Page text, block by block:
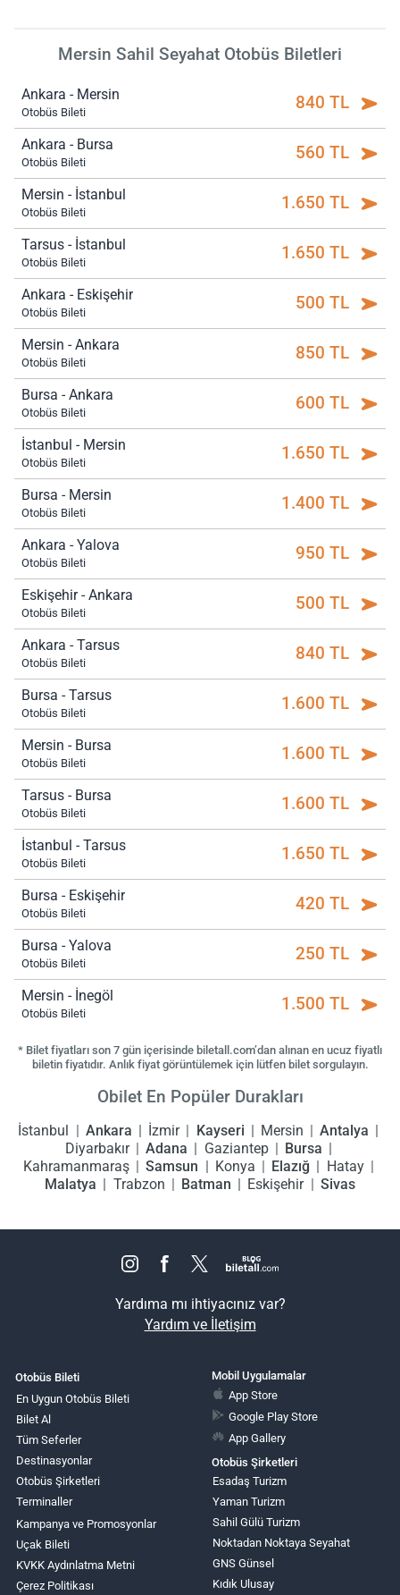
Mersin Sahil Seyahat Otobüs Biletleri
Ankara - Mersin
Otobüs Bileti 840 TL
Ankara - Bursa
Otobüs Bileti 560 TL
Mersin - İstanbul
Otobüs Bileti 1.650 TL
Tarsus - İstanbul
Otobüs Bileti 1.650 TL
Ankara - Eskişehir
Otobüs Bileti 500 TL
Mersin - Ankara
Otobüs Bileti 850 TL
Bursa - Ankara
Otobüs Bileti 600 TL
İstanbul - Mersin
Otobüs Bileti 1.650 TL
Bursa - Mersin
Otobüs Bileti 1.400 TL
Ankara - Yalova
Otobüs Bileti 950 TL
Eskişehir - Ankara
Otobüs Bileti 500 TL
Ankara - Tarsus
Otobüs Bileti 840 TL
Bursa - Tarsus
Otobüs Bileti 1.600 TL
Mersin - Bursa
Otobüs Bileti 1.600 TL
Tarsus - Bursa
Otobüs Bileti 1.600 TL
İstanbul - Tarsus
Otobüs Bileti 1.650 TL
Bursa - Eskişehir
Otobüs Bileti 420 TL
Bursa - Yalova
Otobüs Bileti 250 TL
Mersin - İnegöl
Otobüs Bileti 1.500 TL
* Bilet fiyatları son 7 gün içerisinde biletall.com’dan alınan en ucuz fiyatlı
biletin fiyatıdır. Anlık fiyat görüntülemek için lütfen bilet sorgulayın.
Obilet En Popüler Durakları
İstanbul Ankara İzmir Kayseri Mersin
Antalya
Diyarbakır
Adana Gaziantep
Bursa
Kahramanmaraş
Samsun Konya Elazığ
Hatay
Malatya
Trabzon Batman Eskişehir Sivas
Yardıma mı ihtiyacınız var?
Yardım ve İletişim
Otobüs Bileti
En Uygun Otobüs Bileti
Bilet Al
Tüm Seferler
Destinasyonlar
Otobüs Şirketleri
Terminaller
Kampanya ve Promosyonlar
Uçak Bileti
KVKK Aydınlatma Metni
Çerez Politikası
Mobil Uygulamalar
App Store
Google Play Store
App Gallery
Otobüs Şirketleri
Esadaş Turizm
Yaman Turizm
Sahil Gülü Turizm
Noktadan Noktaya Seyahat
GNS Günsel
Kıdık Ulusay